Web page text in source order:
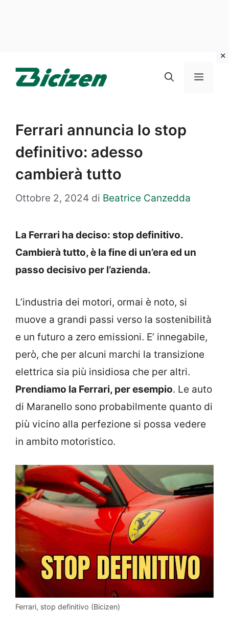
Menu
Ferrari annuncia lo stop
definitivo: adesso
cambierà tutto
Ottobre 2, 2024 di Beatrice Canzedda
La Ferrari ha deciso: stop definitivo.
Cambierà tutto, è la fine di un’era ed un
passo decisivo per l’azienda.
L’industria dei motori, ormai è noto, si
muove a grandi passi verso la sostenibilità
e un futuro a zero emissioni. E’ innegabile,
però, che per alcuni marchi la transizione
elettrica sia più insidiosa che per altri.
Prendiamo la Ferrari, per esempio. Le auto
di Maranello sono probabilmente quanto di
più vicino alla perfezione si possa vedere
in ambito motoristico.
Ferrari, stop definitivo (Bicizen)